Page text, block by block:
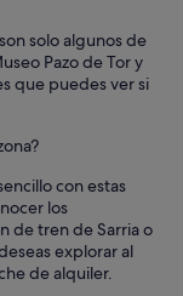
solo algunos de
Pazo de Tor y
que puedes ver si
con estas
los
de tren de Sarria o
explorar al
de alquiler.